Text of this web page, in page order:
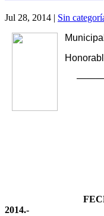
Jul 28, 2014 | Sin
FECHA DE
2014.-